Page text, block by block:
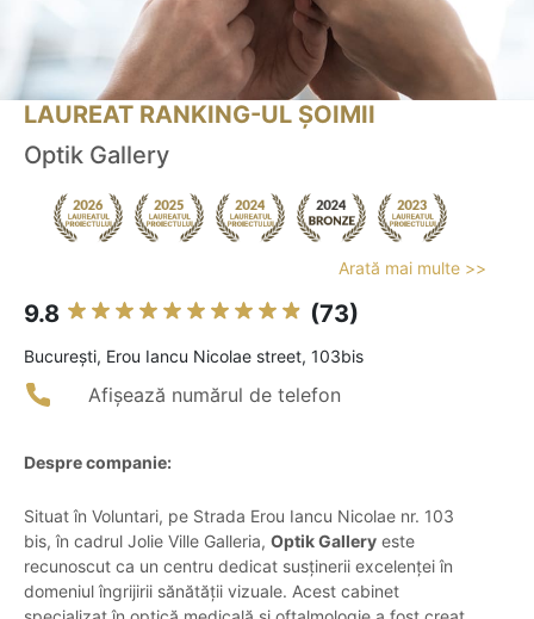
LAUREAT RANKING-UL ȘOIMII
Optik Gallery
Arată mai multe >>
9.8 (73)
Bucureşti, Erou Iancu Nicolae street, 103bis
Afișează numărul de telefon
Despre companie:
Situat în Voluntari, pe Strada Erou Iancu Nicolae nr. 103
bis, în cadrul Jolie Ville Galleria, Optik Gallery este
recunoscut ca un centru dedicat susținerii excelenței în
domeniul îngrijirii sănătății vizuale. Acest cabinet